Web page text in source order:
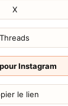
X
Threads
Instagram
le lien